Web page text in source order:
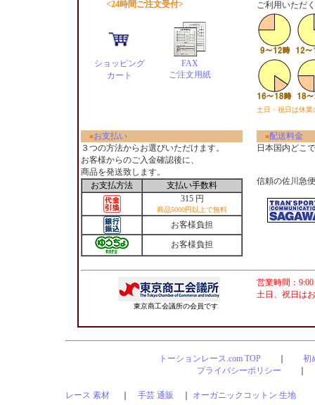
<24時間ご注文受付>
ショッピング
カート
FAX
ご注文用紙
ご利用いただ
土日・祝日は休
■お支払い
３つの方法からお選びいただけます。
お客様からのご入金確認後に、
商品を発送致します。
お支払方法
支払い手数料
315 円
商品5000円以上で無料
お客様負担
お客様負担
■配送料金
日本国内どこ
信頼の佐川急
東京商工会議所の会員です
営業時間：
土日、祝日は
トーションレース.com TOP
初
プライバシーポリシー
レース 素材 手芸 通販 オーガニックコットン 生地